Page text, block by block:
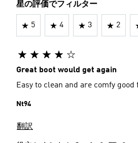
星の評価でフィルター
5 4 3 2
Great boot would get again
Easy to clean and are comfy
Nt94
翻訳